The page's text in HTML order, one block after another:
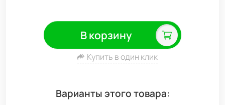
В корзину
Купить в один клик
Варианты этого товара: